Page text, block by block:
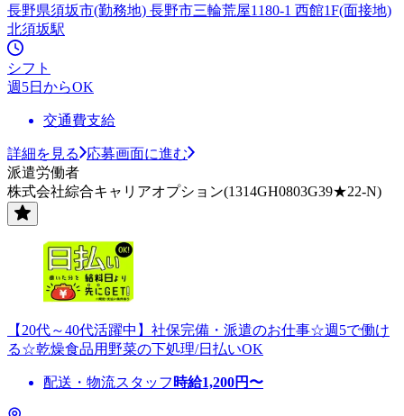
長野県須坂市(勤務地) 長野市三輪荒屋1180-1 西館1F(面接地)
北須坂駅
シフト
週5日からOK
交通費支給
詳細を見る
応募画面に進む
派遣労働者
株式会社綜合キャリアオプション(1314GH0803G39★22-N)
【20代～40代活躍中】社保完備・派遣のお仕事☆週5で働け
る☆乾燥食品用野菜の下処理/日払いOK
配送・物流スタッフ 時給1,200円〜